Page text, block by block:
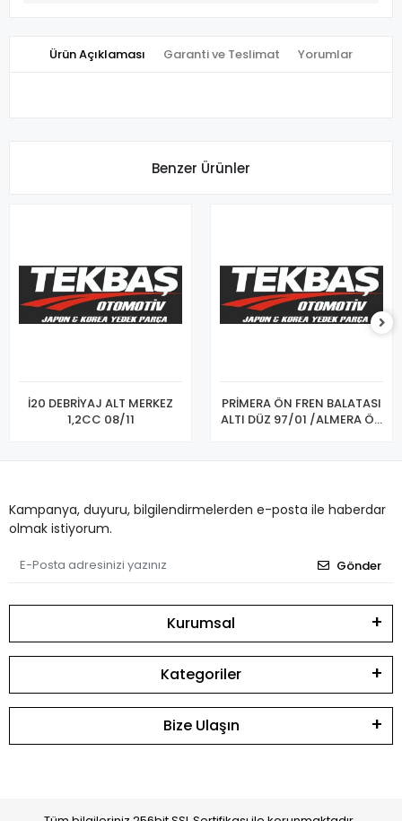
Ürün Açıklaması Garanti ve Teslimat Yorumlar
Benzer Ürünler
İ20 DEBRİYAJ ALT MERKEZ
1,2CC 08/11
PRİMERA ÖN FREN BALATASI
ALTI DÜZ 97/01 /ALMERA ÖN
Kampanya, duyuru, bilgilendirmelerden e-posta ile haberdar
olmak istiyorum.
Gönder
Kurumsal
Kategoriler
Bize Ulaşın